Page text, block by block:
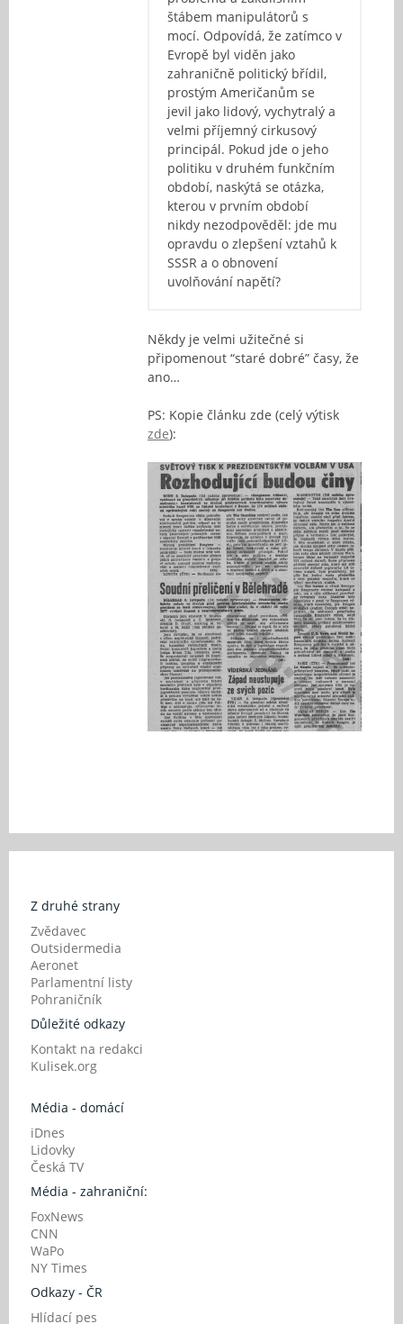
štábem manipulátorů s
mocí. Odpovídá, že zatímco v
Evropě byl viděn jako
zahraničně politický břídil,
prostým Američanům se
jevil jako lidový, vychytralý a
velmi příjemný cirkusový
principál. Pokud jde o jeho
politiku v druhém funkčním
období, naskýtá se otázka,
kterou v prvním období
nikdy nezodpověděl: jde mu
opravdu o zlepšení vztahů k
SSSR a o obnovení
uvolňování napětí?
Někdy je velmi užitečné si
připomenout “staré dobré” časy, že
ano…
PS: Kopie článku zde (celý výtisk
zde):
Z druhé strany
Zvědavec
Outsidermedia
Aeronet
Parlamentní listy
Pohraničník
Důležité odkazy
Kontakt na redakci
Kulisek.org
Média - domácí
iDnes
Lidovky
Česká TV
Média - zahraniční:
FoxNews
CNN
WaPo
NY Times
Odkazy - ČR
Hlídací pes